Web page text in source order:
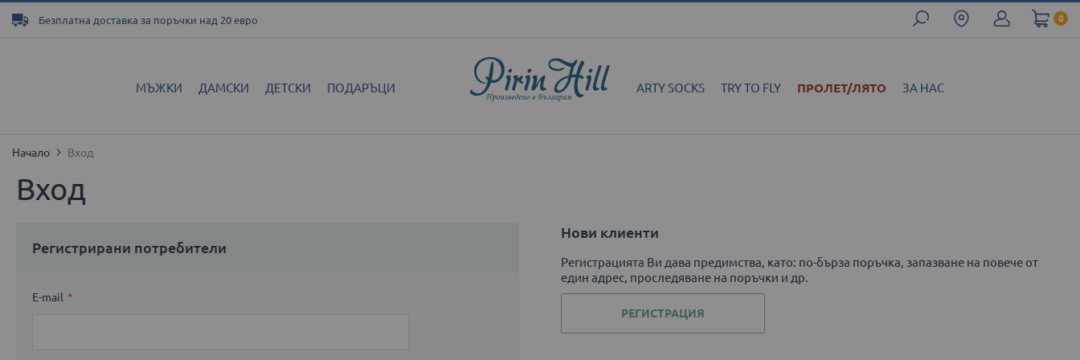
0
Безплатна доставка за поръчки над 20 евро
МЪЖКИ ДАМСКИ ДЕТСКИ ПОДАРЪЦИ ARTY SOCKS TRY TO FLY ПРОЛЕТ/ЛЯТО ЗА НАС
Начало Вход
Вход
Регистрирани потребители
E-mail
Нови клиенти
Регистрацията Ви дава предимства, като: по-бърза поръчка, запазване на повече от
един адрес, проследяване на поръчки и др.
РЕГИСТРАЦИЯ